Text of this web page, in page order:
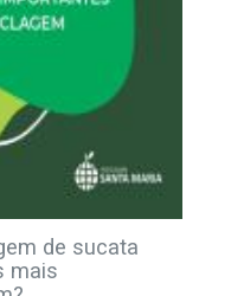
de sucata
mais